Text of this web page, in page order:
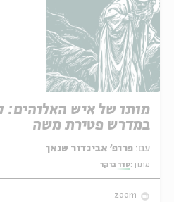
מותו של איש האלוהים:
במדרש פטירת משה
עם:
מתוך:סדר בוקר
zoom